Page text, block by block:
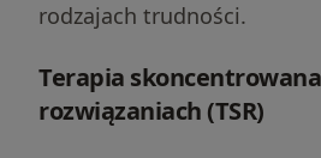
rodzajach trudności.
Terapia
rozwiązaniach (TSR)